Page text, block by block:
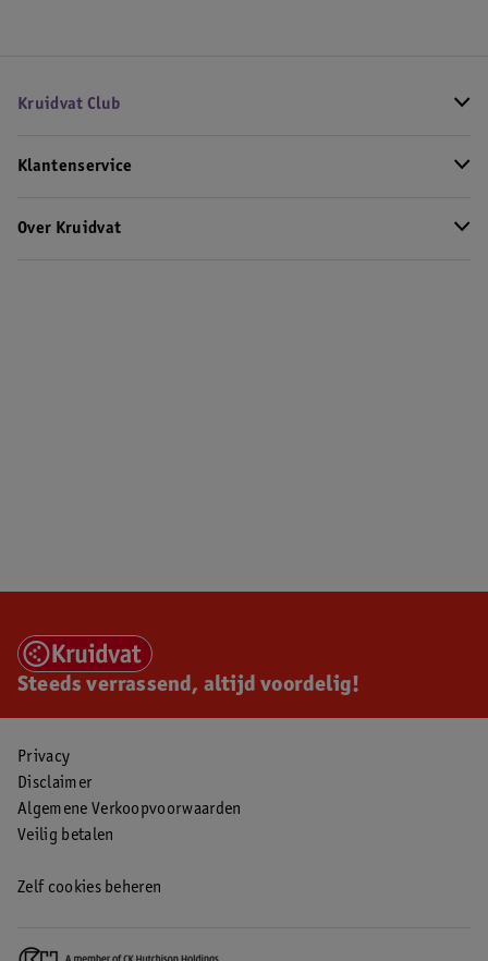
Kruidvat Club
Klantenservice
Over Kruidvat
Steeds verrassend, altijd voordelig!
Privacy
Disclaimer
Algemene Verkoopvoorwaarden
Veilig betalen
Zelf cookies beheren